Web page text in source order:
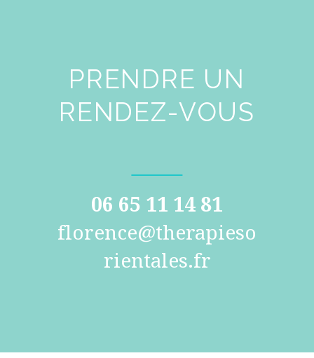
PRENDRE UN
RENDEZ-VOUS
06 65 11 14 81
florence@therapieso
rientales.fr